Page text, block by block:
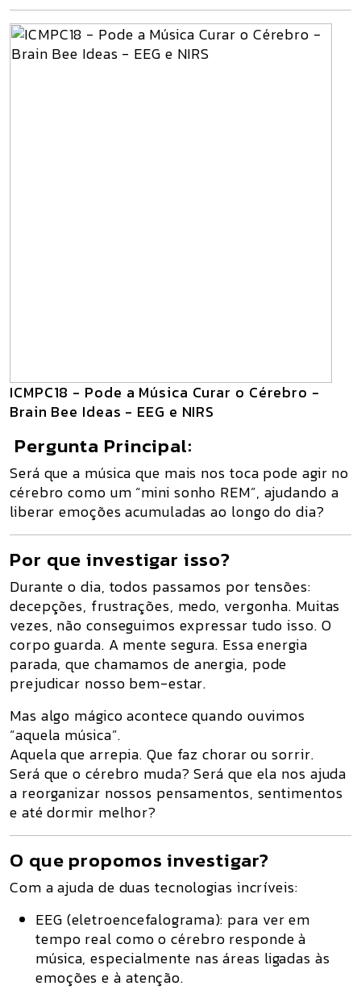
ICMPC18 - Pode a Música Curar o Cérebro -
Brain Bee Ideas - EEG e NIRS
Pergunta Principal:
Será que a música que mais nos toca pode agir no
cérebro como um “mini sonho REM”, ajudando a
liberar emoções acumuladas ao longo do dia?
Por que investigar isso?
Durante o dia, todos passamos por tensões:
decepções, frustrações, medo, vergonha. Muitas
vezes, não conseguimos expressar tudo isso. O
corpo guarda. A mente segura. Essa energia
parada, que chamamos de anergia, pode
prejudicar nosso bem-estar.
Mas algo mágico acontece quando ouvimos
“aquela música”.
Aquela que arrepia. Que faz chorar ou sorrir.
Será que o cérebro muda? Será que ela nos ajuda
a reorganizar nossos pensamentos, sentimentos
e até dormir melhor?
O que propomos investigar?
Com a ajuda de duas tecnologias incríveis:
EEG (eletroencefalograma): para ver em
tempo real como o cérebro responde à
música, especialmente nas áreas ligadas às
emoções e à atenção.